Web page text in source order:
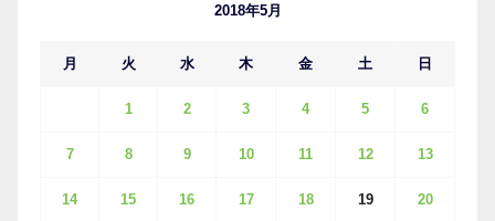
2018年5月
月 火 水 木 金 土 日
1 2 3 4 5 6
7 8 9 10 11 12 13
14 15 16 17 18 19 20